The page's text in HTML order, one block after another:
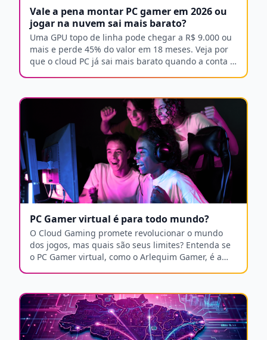
Vale a pena montar PC gamer em 2026 ou
jogar na nuvem sai mais barato?
Uma GPU topo de linha pode chegar a R$ 9.000 ou
mais e perde 45% do valor em 18 meses. Veja por
que o cloud PC já sai mais barato quando a conta é
PC Gamer virtual é para todo mundo?
O Cloud Gaming promete revolucionar o mundo
dos jogos, mas quais são seus limites? Entenda se
o PC Gamer virtual, como o Arlequim Gamer, é a